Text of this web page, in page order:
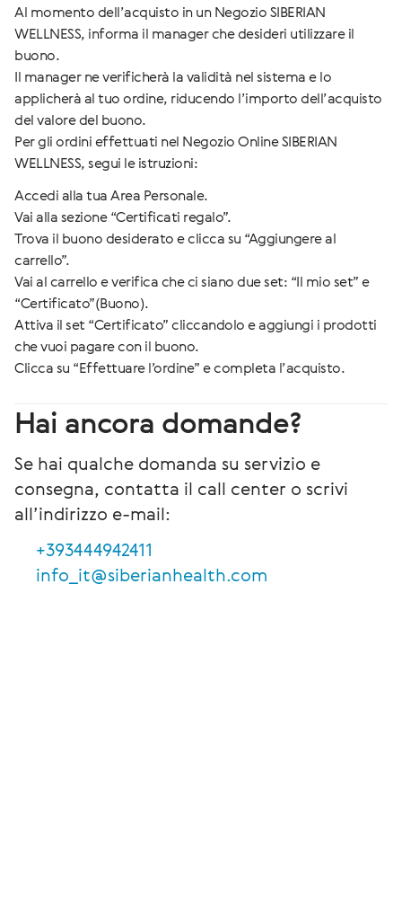
Al momento dell’acquisto in un Negozio SIBERIAN
WELLNESS, informa il manager che desideri utilizzare il
buono.
Il manager ne verificherà la validità nel sistema e lo
applicherà al tuo ordine, riducendo l’importo dell’acquisto
del valore del buono.
Per gli ordini effettuati nel Negozio Online SIBERIAN
WELLNESS, segui le istruzioni:
Accedi alla tua Area Personale.
Vai alla sezione “Certificati regalo”.
Trova il buono desiderato e clicca su “Aggiungere al
carrello”.
Vai al carrello e verifica che ci siano due set: “Il mio set” e
“Certificato”(Buono).
Attiva il set “Certificato” cliccandolo e aggiungi i prodotti
che vuoi pagare con il buono.
Clicca su “Effettuare l’ordine” e completa l’acquisto.
Hai ancora domande?
Se hai qualche domanda su servizio e
consegna, contatta il call center o scrivi
all’indirizzo e-mail:
+393444942411
info_it@siberianhealth.com